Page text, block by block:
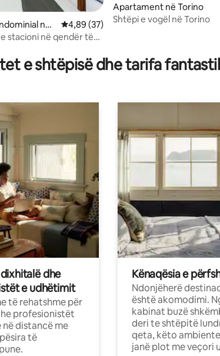
33 vlerësime
në
Vlerësimi mesatar 4,89 nga 5, 37
4,89 (37)
stacioni në qendër të
Apartament në Torino
Shtëpi e vogël në Torino
e shtëpisë dhe tarifa
dhe
e udhëtimit
të rehatshme për
profesionistët
distancë me
të
Kënaqësia e
Ndonjëherë
është akomodimi.
kabinat buzë
deri te shtëpitë
qeta, këto
janë plot me veçori